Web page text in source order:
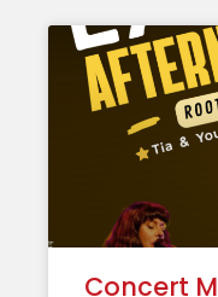
Concert